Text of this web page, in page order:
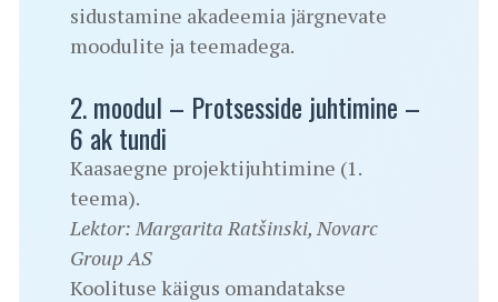
sidustamine akadeemia järgnevate
moodulite ja teemadega.
2. moodul – Protsesside juhtimine –
6 ak tundi
Kaasaegne projektijuhtimine (1.
teema).
Lektor: Margarita Ratšinski, Novarc
Group AS
Koolituse käigus omandatakse